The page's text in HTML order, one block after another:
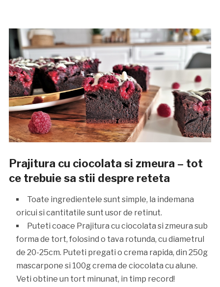
Prajitura cu ciocolata si zmeura – tot
ce trebuie sa stii despre reteta
Toate ingredientele sunt simple, la indemana
oricui si cantitatile sunt usor de retinut.
Puteti coace Prajitura cu ciocolata si zmeura sub
forma de tort, folosind o tava rotunda, cu diametrul
de 20-25cm. Puteti pregati o crema rapida, din 250g
mascarpone si 100g crema de ciocolata cu alune.
Veti obtine un tort minunat, in timp record!